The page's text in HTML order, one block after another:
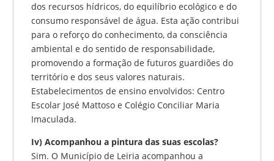
dos recursos hídricos, do equilíbrio ecológico e do
consumo responsável de água. Esta ação contribui
para o reforço do conhecimento, da consciência
ambiental e do sentido de responsabilidade,
promovendo a formação de futuros guardiões do
território e dos seus valores naturais.
Estabelecimentos de ensino envolvidos: Centro
Escolar José Mattoso e Colégio Conciliar Maria
Imaculada.
Iv) Acompanhou a pintura das suas escolas?
Sim. O Município de Leiria acompanhou a